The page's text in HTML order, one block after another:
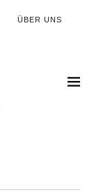
ÜBER UNS